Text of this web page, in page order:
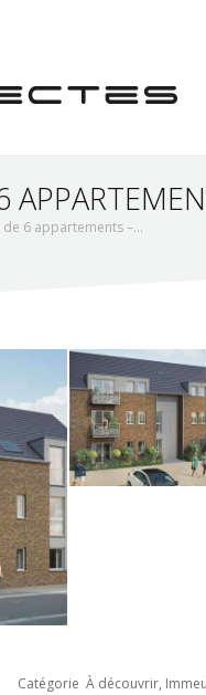
de 6 appartements –…
Catégorie À découvrir,